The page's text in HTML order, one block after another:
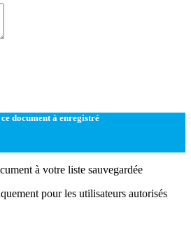
document à enregistré
à votre liste sauvegardée
pour les utilisateurs autorisés